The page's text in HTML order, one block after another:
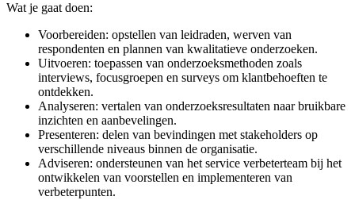
Wat je gaat doen:
Voorbereiden: opstellen van leidraden, werven van
respondenten en plannen van kwalitatieve onderzoeken.
Uitvoeren: toepassen van onderzoeksmethoden zoals
interviews, focusgroepen en surveys om klantbehoeften te
ontdekken.
Analyseren: vertalen van onderzoeksresultaten naar bruikbare
inzichten en aanbevelingen.
Presenteren: delen van bevindingen met stakeholders op
verschillende niveaus binnen de organisatie.
Adviseren: ondersteunen van het service verbeterteam bij het
ontwikkelen van voorstellen en implementeren van
verbeterpunten.